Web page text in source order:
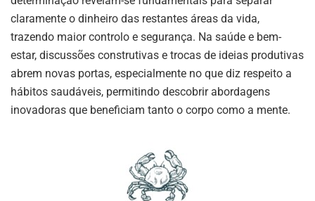
claramente o dinheiro das restantes áreas da vida,
trazendo maior controlo e segurança. Na saúde e bem-
estar, discussões construtivas e trocas de ideias produtivas
abrem novas portas, especialmente no que diz respeito a
hábitos saudáveis, permitindo descobrir abordagens
inovadoras que beneficiam tanto o corpo como a mente.